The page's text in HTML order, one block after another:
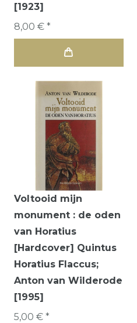
[1923]
8,00 € *
Voltooid mijn
monument : de oden
van Horatius
[Hardcover] Quintus
Horatius Flaccus;
Anton van Wilderode
[1995]
5,00 € *